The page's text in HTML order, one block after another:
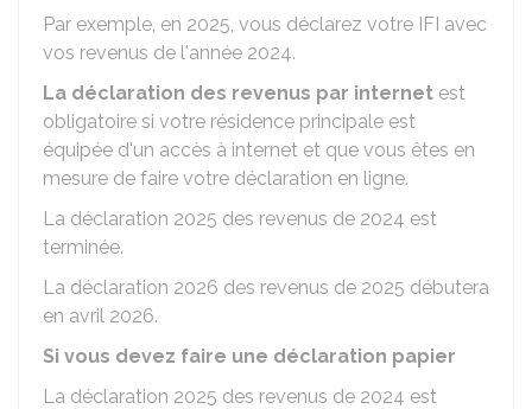
Par exemple, en 2025, vous déclarez votre IFI avec
vos revenus de l'année 2024.
La déclaration des revenus par internet est
obligatoire si votre résidence principale est
équipée d'un accès à internet et que vous êtes en
mesure de faire votre déclaration en ligne.
La déclaration 2025 des revenus de 2024 est
terminée.
La déclaration 2026 des revenus de 2025 débutera
en avril 2026.
Si vous devez faire une déclaration papier
La déclaration 2025 des revenus de 2024 est